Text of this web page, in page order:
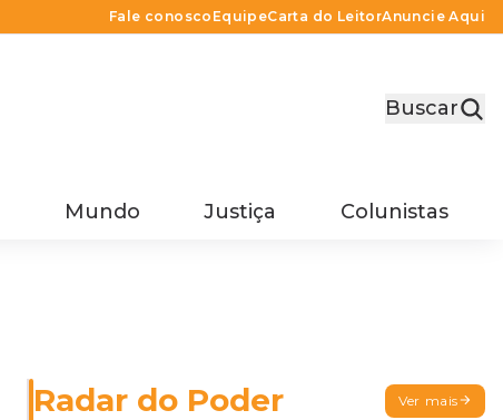
Fale conosco EquipeCarta do LeitorAnuncie Aqui
Buscar
Mundo Justiça Colunistas
Radar do Poder Ver mais